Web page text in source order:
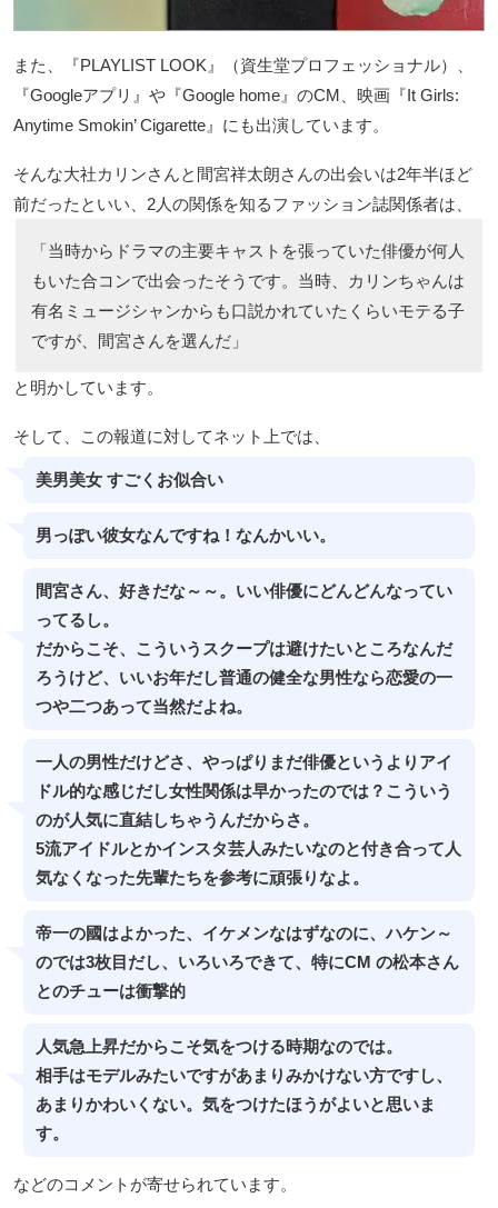
また、『PLAYLIST LOOK』（資生堂プロフェッショナル）、
『Googleアプリ』や『Google home』のCM、映画『It Girls:
Anytime Smokin’ Cigarette』にも出演しています。
そんな大社カリンさんと間宮祥太朗さんの出会いは2年半ほど
前だったといい、2人の関係を知るファッション誌関係者は、
「当時からドラマの主要キャストを張っていた俳優が何人
もいた合コンで出会ったそうです。当時、カリンちゃんは
有名ミュージシャンからも口説かれていたくらいモテる子
ですが、間宮さんを選んだ」
と明かしています。
そして、この報道に対してネット上では、
美男美女 すごくお似合い
男っぽい彼女なんですね！なんかいい。
間宮さん、好きだな～～。いい俳優にどんどんなってい
ってるし。
だからこそ、こういうスクープは避けたいところなんだ
ろうけど、いいお年だし普通の健全な男性なら恋愛の一
つや二つあって当然だよね。
一人の男性だけどさ、やっぱりまだ俳優というよりアイ
ドル的な感じだし女性関係は早かったのでは？こういう
のが人気に直結しちゃうんだからさ。
5流アイドルとかインスタ芸人みたいなのと付き合って人
気なくなった先輩たちを参考に頑張りなよ。
帝一の國はよかった、イケメンなはずなのに、ハケン～
のでは3枚目だし、いろいろできて、特にCM の松本さん
とのチューは衝撃的
人気急上昇だからこそ気をつける時期なのでは。
相手はモデルみたいですがあまりみかけない方ですし、
あまりかわいくない。気をつけたほうがよいと思いま
す。
などのコメントが寄せられています。